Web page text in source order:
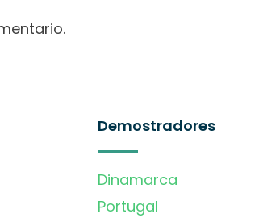
Demostradores
Dinamarca
Portugal